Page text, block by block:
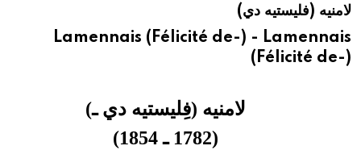
هيئة الموسوعة العربية تطلق موسوعات جديدة في عام 2026
لامنيه (فليستيه دي)
Lamennais (Félicité de-) - Lamennais
(Félicité de-)
لامنيه (فِليستيه دي ـ)
(1782 ـ 1854)